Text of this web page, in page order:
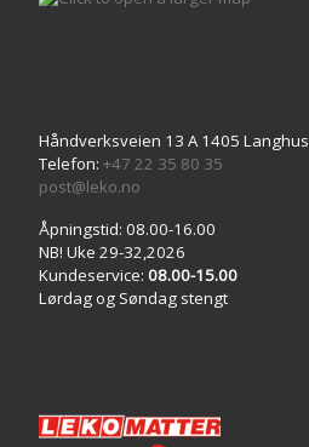
Håndverksveien 13 A 1405 Langhus
Telefon: +47 22 35 80 35
post@leko.no
Åpningstid: 08.00-16.00
NB! Uke 29-32,2026
Kundeservice: 08.00-15.00
Lørdag og Søndag stengt